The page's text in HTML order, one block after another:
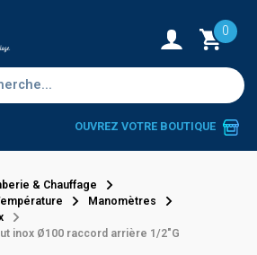
0
OUVREZ VOTRE BOUTIQUE
& Chauffage
Manomètres
inox Ø100 raccord arrière 1/2"G